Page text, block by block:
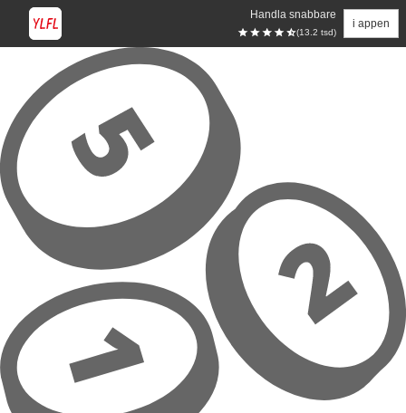
Handla snabbare
(13.2 tsd)
i appen
Hoppa till huvudinnehåll